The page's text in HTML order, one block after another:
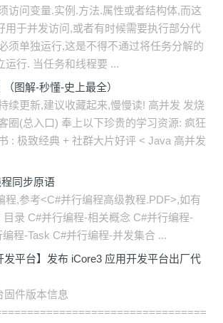
访问变量.实例.方法.属性或者结构体,而这
用于并发访问,或者有时候需要执行部分代
须单独运行,这是不得不通过将任务分解的
运行. 当任务和线程要 ...
图解-秒懂-史上最全）
续更新,建议收藏起来,慢慢读! 高并发 发烧
圈(总入口) 奉上以下珍贵的学习资源: 疯狂
: 极致经典 + 社群大片好评 < Java 高并发
同步原语
程,参考<C#并行编程高级教程.PDF>,如有
目录 C#并行编程-相关概念 C#并行编程-
编程-Task C#并行编程-并发集合 ...
发平台】发布 iCore3 应用开发平台出厂代
固件版本信息